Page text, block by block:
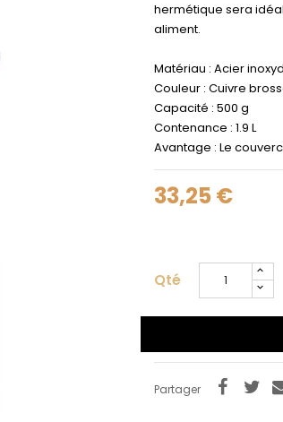
hermétique sera
aliment.
Matériau : Acier
Couleur : Cuivre
Capacité : 500 g
Contenance : 1.9 L
Avantage : Le
33,25 €
Qté
Partager
Se